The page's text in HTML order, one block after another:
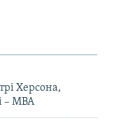
Херсона,
– МВА